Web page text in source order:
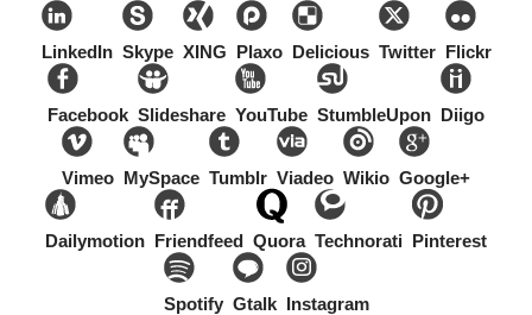
LinkedIn Skype XING Plaxo Delicious Twitter Flickr
Facebook Slideshare YouTube StumbleUpon Diigo
Vimeo MySpace Tumblr Viadeo Wikio Google+
Dailymotion Friendfeed Quora Technorati Pinterest
Spotify Gtalk Instagram